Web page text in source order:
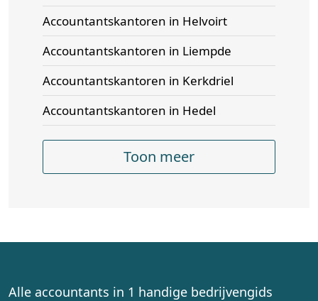
Accountantskantoren in Helvoirt
Accountantskantoren in Liempde
Accountantskantoren in Kerkdriel
Accountantskantoren in Hedel
Toon meer
Alle accountants in 1 handige bedrijvengids